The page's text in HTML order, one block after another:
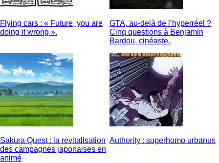
Flying cars : « Future, you are
doing it wrong ».
GTA, au-delà de l’hyperréel ?
Cinq questions à Benjamin
Bardou, cinéaste.
Sakura Quest : la revitalisation
des campagnes japonaises en
animé
Authority : superhomo urbanus